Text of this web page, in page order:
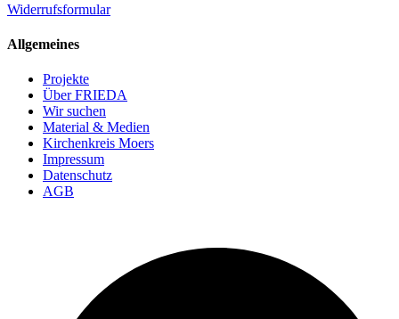
Widerrufsformular
Allgemeines
Projekte
Über FRIEDA
Wir suchen
Material & Medien
Kirchenkreis Moers
Impressum
Datenschutz
AGB